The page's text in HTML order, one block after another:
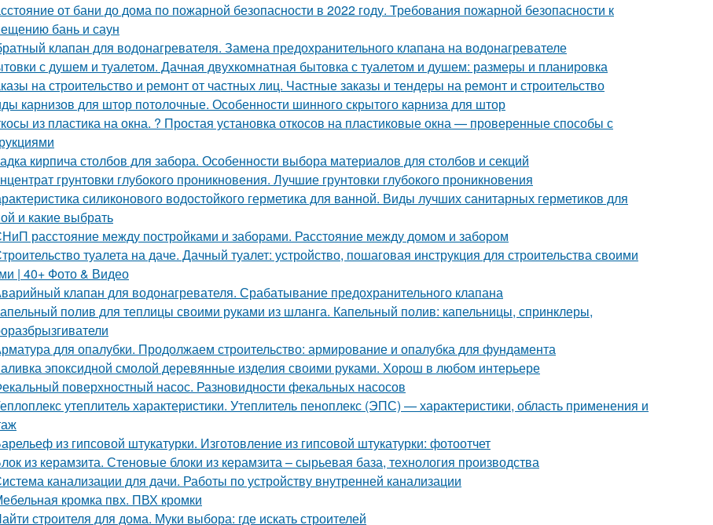
от бани до дома по пожарной безопасности в 2022 году. Требования пожарной безопасности к
бань и саун
клапан для водонагревателя. Замена предохранительного клапана на водонагревателе
с душем и туалетом. Дачная двухкомнатная бытовка с туалетом и душем: размеры и планировка
на строительство и ремонт от частных лиц. Частные заказы и тендеры на ремонт и строительство
карнизов для штор потолочные. Особенности шинного скрытого карниза для штор
из пластика на окна. ? Простая установка откосов на пластиковые окна — проверенные способы с
кирпича столбов для забора. Особенности выбора материалов для столбов и секций
грунтовки глубокого проникновения. Лучшие грунтовки глубокого проникновения
силиконового водостойкого герметика для ванной. Виды лучших санитарных герметиков для
и какие выбрать
расстояние между постройками и заборами. Расстояние между домом и забором
туалета на даче. Дачный туалет: устройство, пошаговая инструкция для строительства своими
| 40+ Фото & Видео
клапан для водонагревателя. Срабатывание предохранительного клапана
полив для теплицы своими руками из шланга. Капельный полив: капельницы, спринклеры,
для опалубки. Продолжаем строительство: армирование и опалубка для фундамента
эпоксидной смолой деревянные изделия своими руками. Хорош в любом интерьере
поверхностный насос. Разновидности фекальных насосов
утеплитель характеристики. Утеплитель пеноплекс (ЭПС) — характеристики, область применения и
из гипсовой штукатурки. Изготовление из гипсовой штукатурки: фотоотчет
из керамзита. Стеновые блоки из керамзита – сырьевая база, технология производства
канализации для дачи. Работы по устройству внутренней канализации
кромка пвх. ПВХ кромки
строителя для дома. Муки выбора: где искать строителей